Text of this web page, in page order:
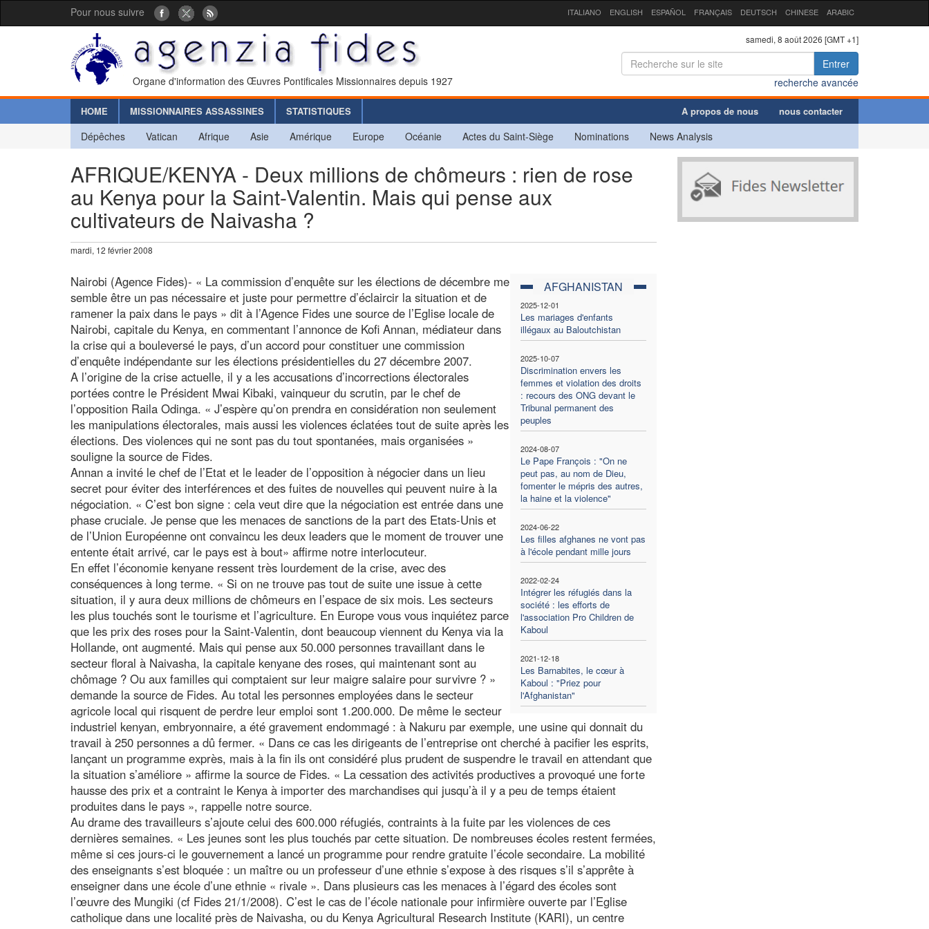
Pour nous suivre ITALIANO ENGLISH ESPAÑOL FRANÇAIS DEUTSCH CHINESE ARABIC
Organe d'information des Œuvres Pontificales Missionnaires depuis 1927
samedi, 8 août 2026 [GMT +1]
Entrer
recherche avancée
HOME MISSIONNAIRES ASSASSINES STATISTIQUES A propos de nous nous contacter
Dépêches Vatican Afrique Asie Amérique Europe Océanie Actes du Saint-Siège Nominations News Analysis
AFRIQUE/KENYA - Deux millions de chômeurs : rien de rose
au Kenya pour la Saint-Valentin. Mais qui pense aux
cultivateurs de Naivasha ?
mardi, 12 février 2008
AFGHANISTAN
2025-12-01
Les mariages d'enfants
illégaux au Baloutchistan
2025-10-07
Discrimination envers les
femmes et violation des droits
: recours des ONG devant le
Tribunal permanent des
peuples
2024-08-07
Le Pape François : "On ne
peut pas, au nom de Dieu,
fomenter le mépris des autres,
la haine et la violence"
2024-06-22
Les filles afghanes ne vont pas
à l'école pendant mille jours
2022-02-24
Intégrer les réfugiés dans la
société : les efforts de
l'association Pro Children de
Kaboul
2021-12-18
Les Barnabites, le cœur à
Kaboul : "Priez pour
l'Afghanistan"
Nairobi (Agence Fides)- « La commission d’enquête sur les élections de décembre me
semble être un pas nécessaire et juste pour permettre d’éclaircir la situation et de
ramener la paix dans le pays » dit à l’Agence Fides une source de l’Eglise locale de
Nairobi, capitale du Kenya, en commentant l’annonce de Kofi Annan, médiateur dans
la crise qui a bouleversé le pays, d’un accord pour constituer une commission
d’enquête indépendante sur les élections présidentielles du 27 décembre 2007.
A l’origine de la crise actuelle, il y a les accusations d’incorrections électorales
portées contre le Président Mwai Kibaki, vainqueur du scrutin, par le chef de
l’opposition Raila Odinga. « J’espère qu’on prendra en considération non seulement
les manipulations électorales, mais aussi les violences éclatées tout de suite après les
élections. Des violences qui ne sont pas du tout spontanées, mais organisées »
souligne la source de Fides.
Annan a invité le chef de l’Etat et le leader de l’opposition à négocier dans un lieu
secret pour éviter des interférences et des fuites de nouvelles qui peuvent nuire à la
négociation. « C’est bon signe : cela veut dire que la négociation est entrée dans une
phase cruciale. Je pense que les menaces de sanctions de la part des Etats-Unis et
de l’Union Européenne ont convaincu les deux leaders que le moment de trouver une
entente était arrivé, car le pays est à bout» affirme notre interlocuteur.
En effet l’économie kenyane ressent très lourdement de la crise, avec des
conséquences à long terme. « Si on ne trouve pas tout de suite une issue à cette
situation, il y aura deux millions de chômeurs en l’espace de six mois. Les secteurs
les plus touchés sont le tourisme et l’agriculture. En Europe vous vous inquiétez parce
que les prix des roses pour la Saint-Valentin, dont beaucoup viennent du Kenya via la
Hollande, ont augmenté. Mais qui pense aux 50.000 personnes travaillant dans le
secteur floral à Naivasha, la capitale kenyane des roses, qui maintenant sont au
chômage ? Ou aux familles qui comptaient sur leur maigre salaire pour survivre ? »
demande la source de Fides. Au total les personnes employées dans le secteur
agricole local qui risquent de perdre leur emploi sont 1.200.000. De même le secteur
industriel kenyan, embryonnaire, a été gravement endommagé : à Nakuru par exemple, une usine qui donnait du
travail à 250 personnes a dû fermer. « Dans ce cas les dirigeants de l’entreprise ont cherché à pacifier les esprits,
lançant un programme exprès, mais à la fin ils ont considéré plus prudent de suspendre le travail en attendant que
la situation s’améliore » affirme la source de Fides. « La cessation des activités productives a provoqué une forte
hausse des prix et a contraint le Kenya à importer des marchandises qui jusqu’à il y a peu de temps étaient
produites dans le pays », rappelle notre source.
Au drame des travailleurs s’ajoute celui des 600.000 réfugiés, contraints à la fuite par les violences de ces
dernières semaines. « Les jeunes sont les plus touchés par cette situation. De nombreuses écoles restent fermées,
même si ces jours-ci le gouvernement a lancé un programme pour rendre gratuite l’école secondaire. La mobilité
des enseignants s’est bloquée : un maître ou un professeur d’une ethnie s’expose à des risques s’il s’apprête à
enseigner dans une école d’une ethnie « rivale ». Dans plusieurs cas les menaces à l’égard des écoles sont
l’œuvre des Mungiki (cf Fides 21/1/2008). C’est le cas de l’école nationale pour infirmière ouverte par l’Eglise
catholique dans une localité près de Naivasha, ou du Kenya Agricultural Research Institute (KARI), un centre